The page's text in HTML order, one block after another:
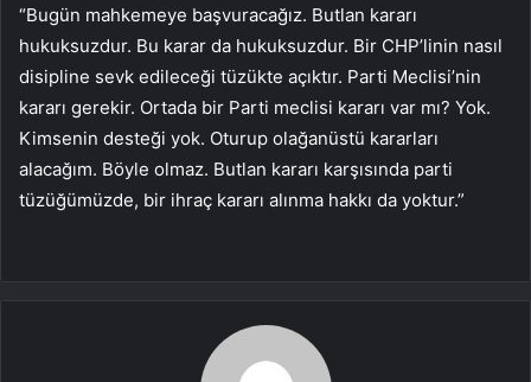
“Bugün mahkemeye başvuracağız. Butlan kararı
hukuksuzdur. Bu karar da hukuksuzdur. Bir CHP’linin nasıl
disipline sevk edileceği tüzükte açıktır. Parti Meclisi’nin
kararı gerekir. Ortada bir Parti meclisi kararı var mı? Yok.
Kimsenin desteği yok. Oturup olağanüstü kararları
alacağım. Böyle olmaz. Butlan kararı karşısında parti
tüzüğümüzde, bir ihraç kararı alınma hakkı da yoktur.”